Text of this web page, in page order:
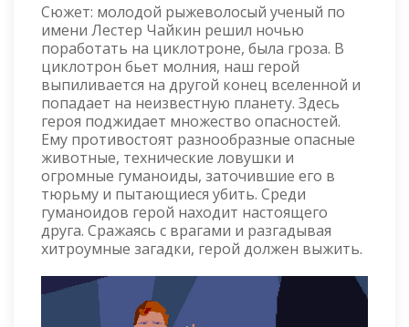
Сюжет: молодой рыжеволосый ученый по
имени Лестер Чайкин решил ночью
поработать на циклотроне, была гроза. В
циклотрон бьет молния, наш герой
выпиливается на другой конец вселенной и
попадает на неизвестную планету. Здесь
героя поджидает множество опасностей.
Ему противостоят разнообразные опасные
животные, технические ловушки и
огромные гуманоиды, заточившие его в
тюрьму и пытающиеся убить. Среди
гуманоидов герой находит настоящего
друга. Сражаясь с врагами и разгадывая
хитроумные загадки, герой должен выжить.